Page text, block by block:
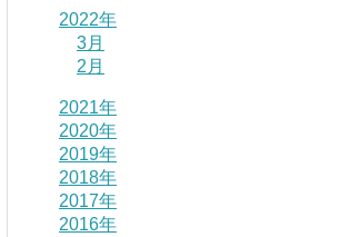
2022年
3月
2月
2021年
2020年
2019年
2018年
2017年
2016年